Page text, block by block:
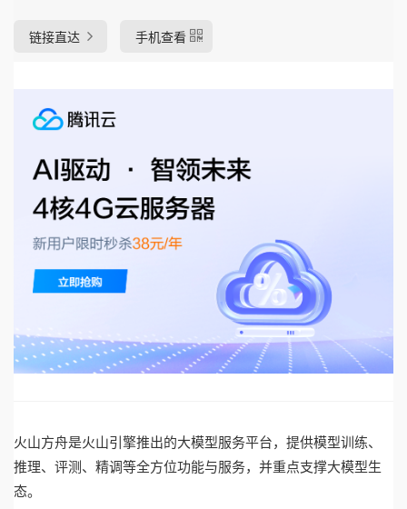
链接直达 手机查看
火山方舟是火山引擎推出的大模型服务平台，提供模型训练、
推理、评测、精调等全方位功能与服务，并重点支撑大模型生
态。